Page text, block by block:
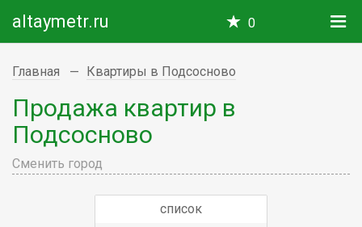
altaymetr.ru 0
Главная Квартиры в Подсосново
Продажа квартир в
Подсосново
Сменить город
список